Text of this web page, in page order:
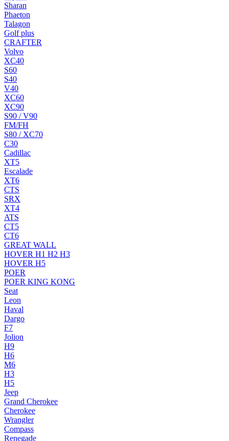
Sharan
Phaeton
Talagon
Golf plus
CRAFTER
Volvo
XC40
S60
S40
V40
XC60
XC90
S90 / V90
FM/FH
S80 / XC70
C30
Cadillac
XT5
Escalade
XT6
CTS
SRX
XT4
ATS
CT5
CT6
GREAT WALL
HOVER H1 H2 H3
HOVER H5
POER
POER KING KONG
Seat
Leon
Haval
Dargo
F7
Jolion
H9
H6
M6
H3
H5
Jeep
Grand Cherokee
Cherokee
Wrangler
Compass
Renegade